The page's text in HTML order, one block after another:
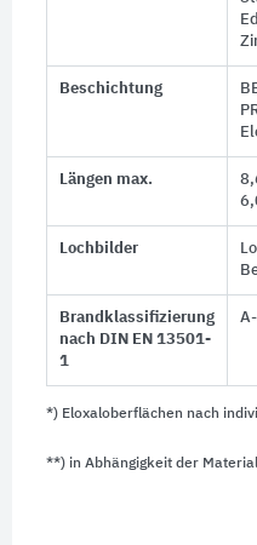
Beschichtung
Längen max.
Lochbilder
Brandklassifizierung
nach DIN EN 13501-
1
*) Eloxaloberflächen nach
**) in Abhängigkeit der